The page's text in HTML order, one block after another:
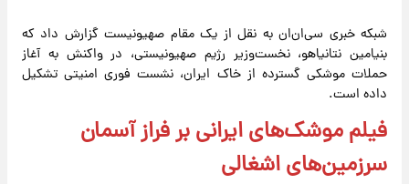
شبکه خبری سی‌ان‌ان به نقل از یک مقام صهیونیست گزارش داد که
بنیامین نتانیاهو، نخست‌وزیر رژیم صهیونیستی، در واکنش به آغاز
حملات موشکی گسترده از خاک ایران، نشست فوری امنیتی تشکیل
داده است.
فیلم موشک‌های ایرانی بر فراز آسمان
سرزمین‌های اشغالی